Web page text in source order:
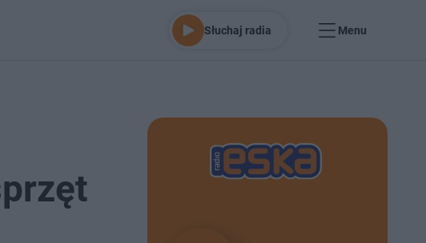
Słuchaj radia Menu